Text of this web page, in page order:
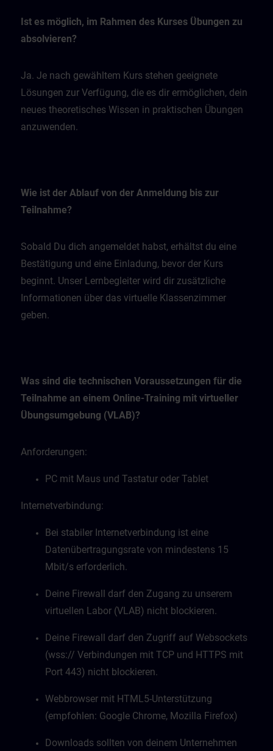
Ist es möglich, im Rahmen des Kurses Übungen zu
absolvieren?
Ja. Je nach gewähltem Kurs stehen geeignete
Lösungen zur Verfügung, die es dir ermöglichen, dein
neues theoretisches Wissen in praktischen Übungen
anzuwenden.
Wie ist der Ablauf von der Anmeldung bis zur
Teilnahme?
Sobald Du dich angemeldet habst, erhältst du eine
Bestätigung und eine Einladung, bevor der Kurs
beginnt. Unser Lernbegleiter wird dir zusätzliche
Informationen über das virtuelle Klassenzimmer
geben.
Was sind die technischen Voraussetzungen für die
Teilnahme an einem Online-Training mit virtueller
Übungsumgebung (VLAB)?
Anforderungen:
PC mit Maus und Tastatur oder Tablet
Internetverbindung:
Bei stabiler Internetverbindung ist eine
Datenübertragungsrate von mindestens 15
Mbit/s erforderlich.
Deine Firewall darf den Zugang zu unserem
virtuellen Labor (VLAB) nicht blockieren.
Deine Firewall darf den Zugriff auf Websockets
(wss:// Verbindungen mit TCP und HTTPS mit
Port 443) nicht blockieren.
Webbrowser mit HTML5-Unterstützung
(empfohlen: Google Chrome, Mozilla Firefox)
Downloads sollten von deinem Unternehmen